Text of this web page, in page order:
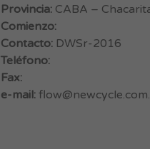
Provincia: CABA –
Comienzo:
Contacto: DWSr-2016
Teléfono:
Fax:
e-mail: